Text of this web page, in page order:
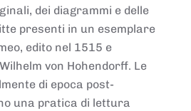
dei diagrammi e delle
presenti in un esemplare
edito nel 1515 e
von Hohendorff. Le
di epoca post-
una pratica di lettura